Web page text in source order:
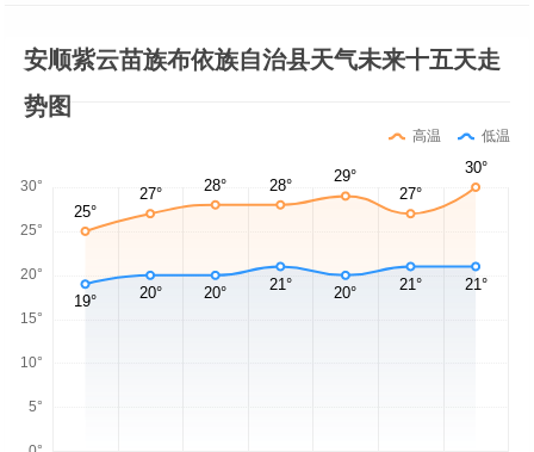
安顺紫云苗族布依族自治县天气未来十五天走
势图
高温 低温